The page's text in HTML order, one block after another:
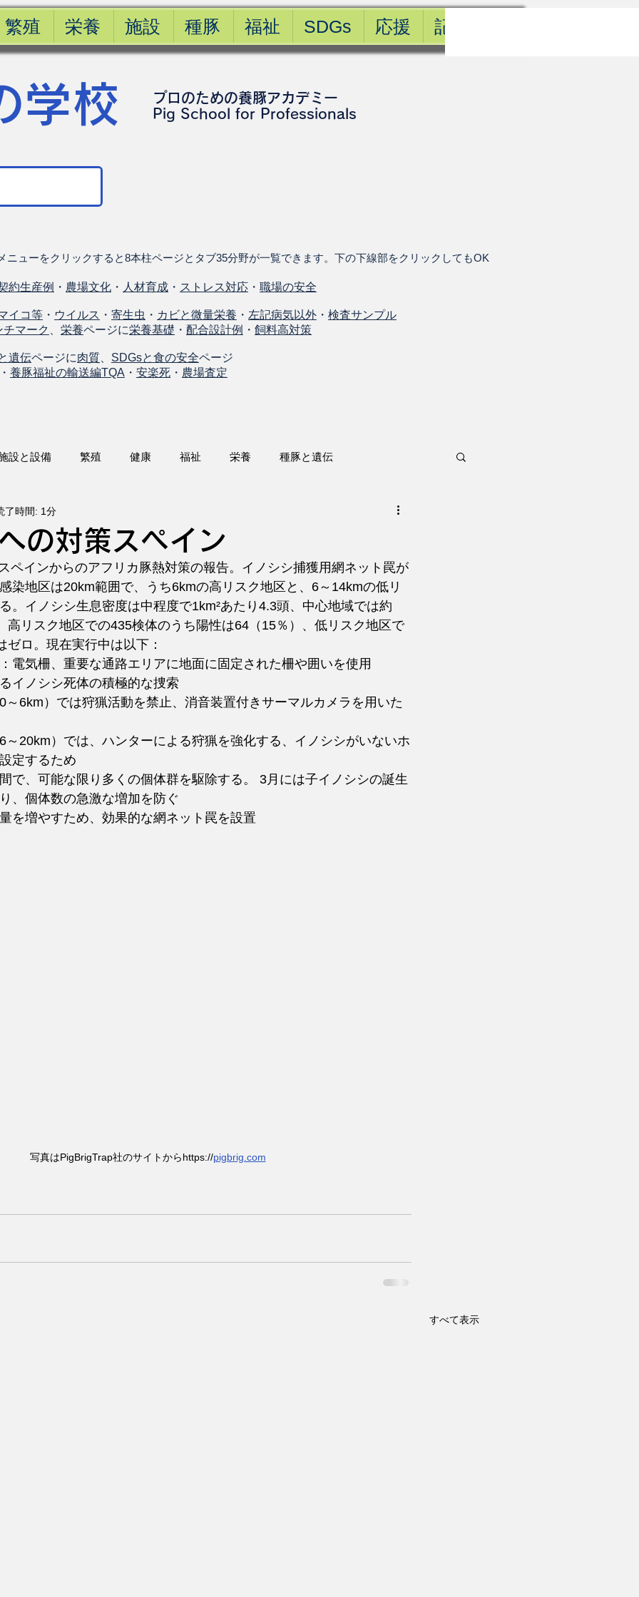
繁殖 栄養 施設 種豚 福祉 SDGs 応援 記事一覧
学校
プロのための養豚アカデミー
​Pig School for Professionals
ニューをクリックすると8本柱ページとタブ35分野が一覧できます。下の下線部をクリックしてもOK
約生産例 ・ 農場文化 ・ 人材育成 ・ ストレス対応 ・ 職場の安全
イコ等 ・ ウイルス ・ 寄生虫 ・ カビと微量栄養 ・ 左記病気以外 ・ 検査サンプル
チマーク
栄養ページに栄養基礎 ・ 配合設計例 ・ 飼料高対策
遺伝ページに肉質 SDGsと食の安全ページ
養豚福祉の輸送編TQA ・ 安楽死 ・ 農場査定
設と設備 繁殖 健康 福祉 栄養 種豚と遺伝
の対策スペイン
了時間: 1分
ペインからのアフリカ豚熱対策の報告。イノシシ捕獲用網ネット罠が
染地区は20km範囲で、うち6kmの高リスク地区と、6～14kmの低リ
。イノシシ生息密度は中程度で1km²あたり4.3頭、中心地域では約
高リスク地区での435検体のうち陽性は64（15％）、低リスク地区で
ゼロ。現在実行中は以下：
電気柵、重要な通路エリアに地面に固定された柵や囲いを使用
イノシシ死体の積極的な捜索
～6km）では狩猟活動を禁止、消音装置付きサーマルカメラを用いた
～20km）では、ハンターによる狩猟を強化する、イノシシがいないホ
定するため
で、可能な限り多くの個体群を駆除する。 3月には子イノシシの誕生
、個体数の急激な増加を防ぐ
を増やすため、効果的な網ネット罠を設置
写真はPigBrigTrap社のサイトからhttps://pigbrig.com
すべて表示